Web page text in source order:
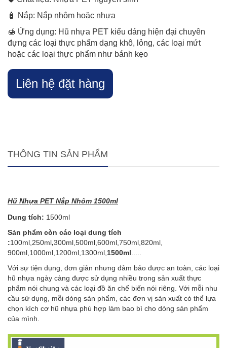
🧴 Nắp: Nắp nhôm hoặc nhựa
🍯 Ứng dụng: Hũ nhựa PET kiểu dáng hiện đại chuyên
đựng các loại thực phẩm dạng khô, lỏng, các loại mứt
hoặc các loại thực phẩm như bánh kẹo
Liên hệ đặt hàng
THÔNG TIN SẢN PHẨM
Hũ Nhựa PET Nắp Nhôm 1500ml
Dung tích: 1500ml
Sản phẩm còn các loại dung tích
:100ml,250ml,300ml,500ml,600ml,750ml,820ml,
900ml,1000ml,1200ml,1300ml,1500ml.....
Với sự tiện dụng, đơn giản nhưng đảm bảo được an toàn, các loại
hũ nhựa ngày càng được sử dụng nhiều trong sản xuất thực
phẩm nói chung và các loại đồ ăn chế biến nói riêng. Với mỗi nhu
cầu sử dụng, mỗi dòng sản phẩm, các đơn vị sản xuất có thể lựa
chọn kích cơ hũ nhựa phù hợp làm bao bì cho dòng sản phẩm
của mình.